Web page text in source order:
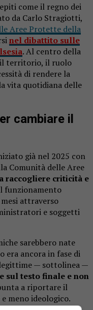
come il regno dei
da Carlo Stragiotti,
Aree Protette della
nel dibattito sulle
. Al centro della
il territorio, il ruolo
di rendere la
vita quotidiana delle
cambiare il
già nel 2025 con
Comunità delle Aree
raccogliere criticità e
funzionamento
attraverso
e soggetti
sarebbero nate
era ancora in fase di
legittime — sottolinea —
sul testo finale e non
a riportare il
meno ideologico.